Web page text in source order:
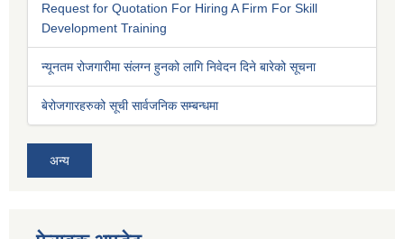
Request for Quotation For Hiring A Firm For Skill
Development Training
न्यूनतम रोजगारीमा संलग्न हुनको लागि निवेदन दिने बारेको सूचना
बेरोजगारहरुको सूची सार्वजनिक सम्बन्धमा
अन्य